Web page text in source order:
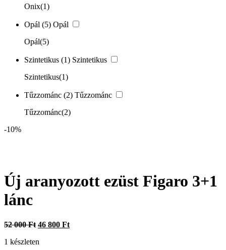
Onix(1)
Opál (5) Opál
Opál(5)
Szintetikus (1) Szintetikus
Szintetikus(1)
Tűzzománc (2) Tűzzománc
Tűzzománc(2)
-10%
Új aranyozott ezüst Figaro 3+1
lánc
52 000Ft Original
was:
46 800 FtCurrent
1 készleten